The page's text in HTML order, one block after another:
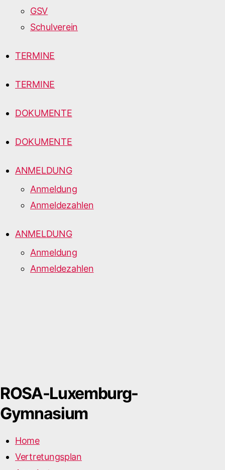
GSV
Schulverein
TERMINE
TERMINE
DOKUMENTE
DOKUMENTE
ANMELDUNG
Anmeldung
Anmeldezahlen
ANMELDUNG
Anmeldung
Anmeldezahlen
ROSA-Luxemburg-
Gymnasium
Home
Vertretungsplan